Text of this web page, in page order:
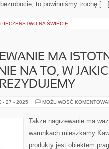
to powinniśmy trochę […]
NA ŚWIECIE
MA
NA TO, W
- 27 - 2025 MOŻLIWOŚĆ
Także nagrzewanie ma
warunkach mieszkamy
produkty jest obiektem